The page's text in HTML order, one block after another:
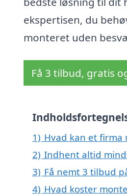
ekspertisen, du
monteret uden
Få 3 tilbud, gratis
1) Hvad kan et
2) Indhent altid
3) Få nemt 3 tilbud
4) Hvad koster